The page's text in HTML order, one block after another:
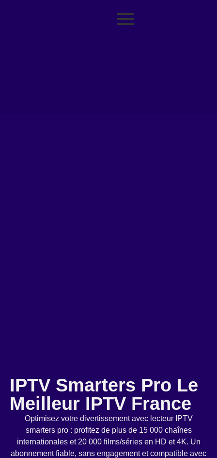
IPTV Smarters Pro Le
Meilleur IPTV France
Optimisez votre divertissement avec lecteur IPTV
smarters pro : profitez de plus de 15 000 chaînes
internationales et 20 000 films/séries en HD et 4K. Un
abonnement fiable, sans engagement et compatible avec